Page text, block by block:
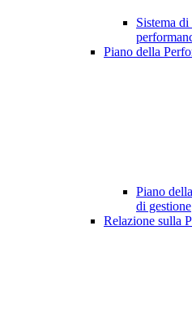
Sistema
Piano della
Piano
di gestione
Relazione sulla